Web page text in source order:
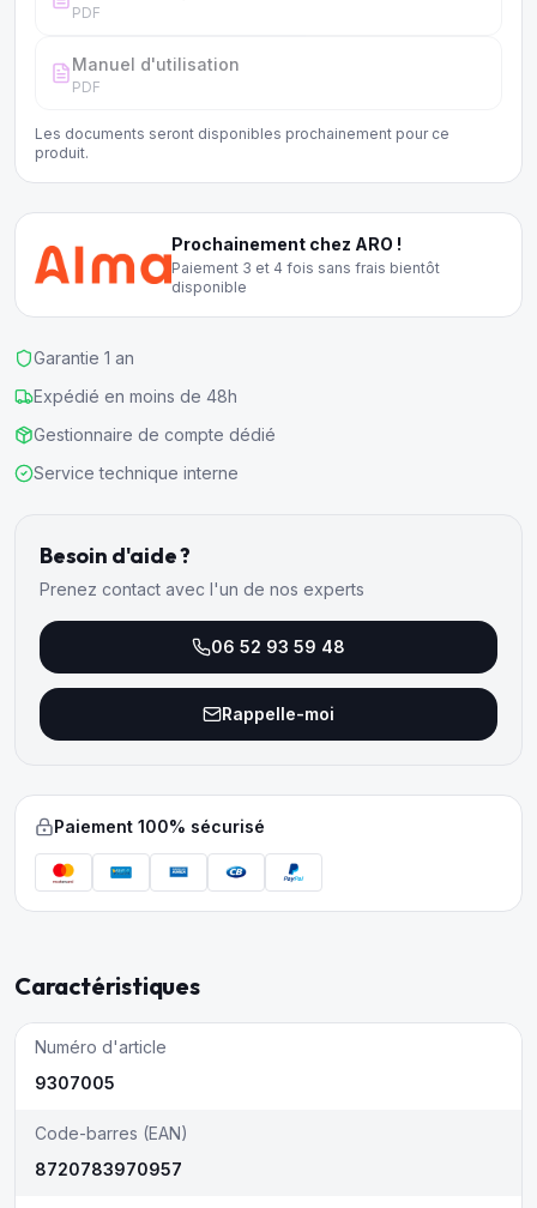
PDF
Manuel d'utilisation
PDF
Les documents seront disponibles prochainement pour ce
produit.
Prochainement chez ARO !
Paiement 3 et 4 fois sans frais bientôt
disponible
Garantie 1 an
Expédié en moins de 48h
Gestionnaire de compte dédié
Service technique interne
Besoin d'aide ?
Prenez contact avec l'un de nos experts
06 52 93 59 48
Rappelle-moi
Paiement 100% sécurisé
Caractéristiques
Numéro d'article
9307005
Code-barres (EAN)
8720783970957